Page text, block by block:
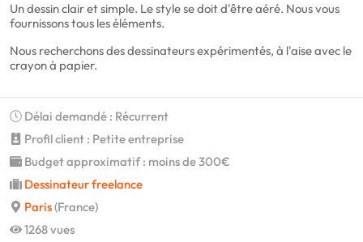
Un dessin clair et simple. Le style se doit d'être aéré. Nous vous
fournissons tous les éléments.
Nous recherchons des dessinateurs expérimentés, à l'aise avec le
crayon à papier.
Délai demandé : Récurrent
Profil client : Petite entreprise
Budget approximatif : moins de 300€
Dessinateur freelance
Paris(France)
1268 vues